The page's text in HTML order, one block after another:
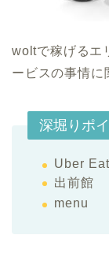
woltで稼げるエ
ービスの事情に
深堀りポ
Uber
出前館
menu